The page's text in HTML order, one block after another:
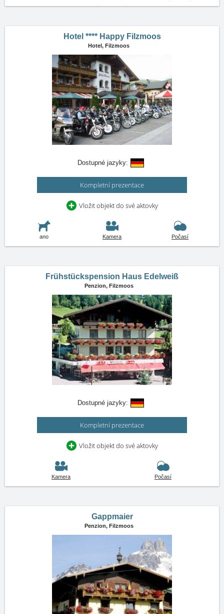
Hotel **** Happy Filzmoos
Hotel, Filzmoos
Dostupné jazyky:
Kompletní prezentace
Vložit objekt do své aktovky
ano Kamera Počasí
Frühstückspension Haus Edelweiß
Penzion, Filzmoos
Dostupné jazyky:
Kompletní prezentace
Vložit objekt do své aktovky
Kamera Počasí
Gappmaier
Penzion, Filzmoos